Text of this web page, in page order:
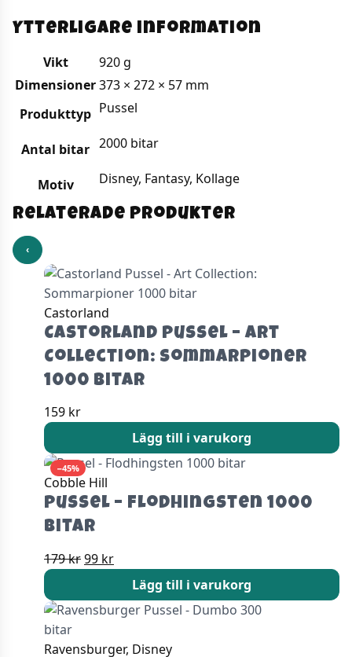
Ytterligare information
Vikt
920 g
Dimensioner373 × 272 × 57 mm
Produkttyp Pussel
Antal bitar 2000 bitar
Motiv Disney, Fantasy, Kollage
Relaterade produkter
‹
Castorland
Castorland Pussel – Art
Collection: Sommarpioner
1000 bitar
159 kr
Lägg till i varukorg
−45%
Cobble Hill
Pussel – Flodhingsten 1000
bitar
179krDet
ursprungliga
priset
var:
99 krDet
nuvarande
priset
är:
Lägg till i varukorg
Ravensburger, Disney